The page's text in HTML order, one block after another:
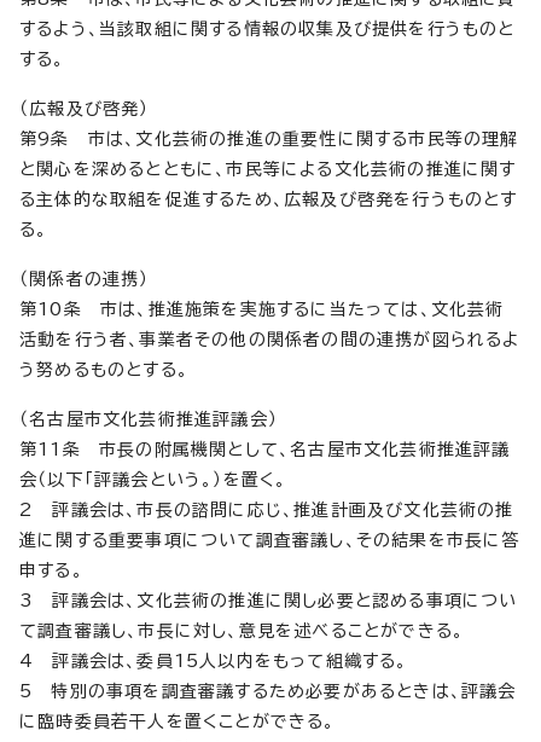
するよう、当該取組に関する情報の収集及び提供を行うものと
する。
（広報及び啓発）
第9条 市は、文化芸術の推進の重要性に関する市民等の理解
と関心を深めるとともに、市民等による文化芸術の推進に関す
る主体的な取組を促進するため、広報及び啓発を行うものとす
る。
（関係者の連携）
第10条 市は、推進施策を実施するに当たっては、文化芸術
活動を行う者、事業者その他の関係者の間の連携が図られるよ
う努めるものとする。
（名古屋市文化芸術推進評議会）
第11条 市長の附属機関として、名古屋市文化芸術推進評議
会（以下「評議会という。）を置く。
2 評議会は、市長の諮問に応じ、推進計画及び文化芸術の推
進に関する重要事項について調査審議し、その結果を市長に答
申する。
3 評議会は、文化芸術の推進に関し必要と認める事項につい
て調査審議し、市長に対し、意見を述べることができる。
4 評議会は、委員15人以内をもって組織する。
5 特別の事項を調査審議するため必要があるときは、評議会
に臨時委員若干人を置くことができる。